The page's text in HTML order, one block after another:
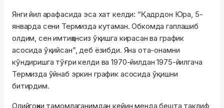
Янги йил арафасида эса хат келди: “Қадрдон Юра, 5-
январда сени Термизда кутаман. Обкомда гаплашиб
олдим, сен имтиҳонсиз ўқишга кирасан ва график
асосида ўқийсан”, деб ёзибди. Яна ота-онамни
кўндиришга тўғри келди ва 1970-йилдан 1975-йилгача
Термизда ўйнаб эркин график асосида ўқишни
битирдим.
Олийгоҳни тамомлаганимдан кейин менда бешта таклиф